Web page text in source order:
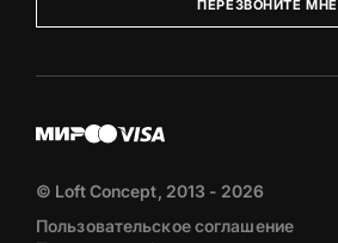
ПЕРЕЗВОНИТЕ МНЕ
© Loft Concept, 2013 - 2026
Пользовательское соглашение